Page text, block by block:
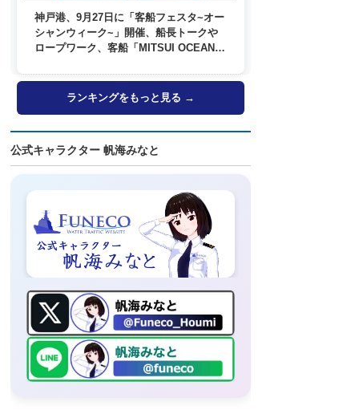
神戸港、9月27日に「客船フェスタ~オー
シャンウィーク~」開催、船長トークや
ロープワーク、客船「MITSUI OCEAN
ランキングをもっと見る →
公式キャラクター 帆海みなと